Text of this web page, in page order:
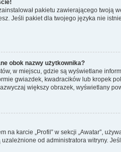
pakietu zawierającego twoją
Jeśli pakiet dla twojego języka nie
obok nazwy użytkownika?
w miejscu, gdzie są wyświetlane
gwiazdek, kwadracików lub kropek
większy obrazek, wyświetlany
na karcie „Profil” w sekcji „Awatar”,
od administratora witryny.